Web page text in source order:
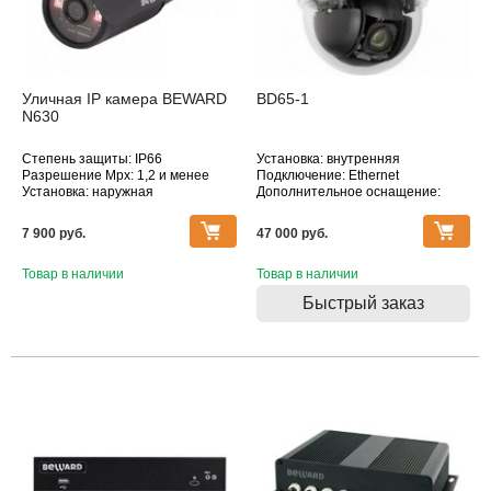
Уличная IP камера BEWARD
N630
Степень защиты: IP66
Разрешение Mpx: 1,2 и менее
Установка: наружная
Дополнительное оснащение:
датчик движения, инфракрасная
Объектив (фокусное расстояние,
7 900 pуб.
Товар в наличии
BD65-1
Установка: внутренняя
Подключение: Ethernet
Дополнительное оснащение:
Объектив (фокусное расстояние,
47 000 pуб.
Товар в наличии
Быстрый заказ